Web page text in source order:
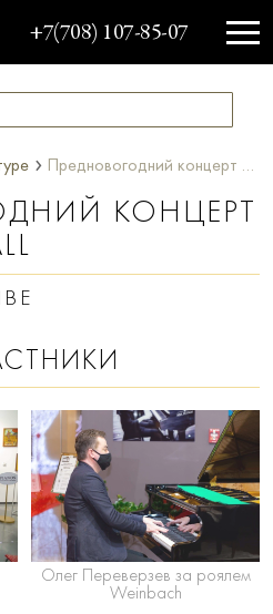
+7(708) 107-85-07
› Предновогодний концерт в Esentai Mall
КОНЦЕРТ
Олег Переверзев за роялем
Weinbach